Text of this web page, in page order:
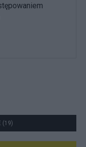
(19)